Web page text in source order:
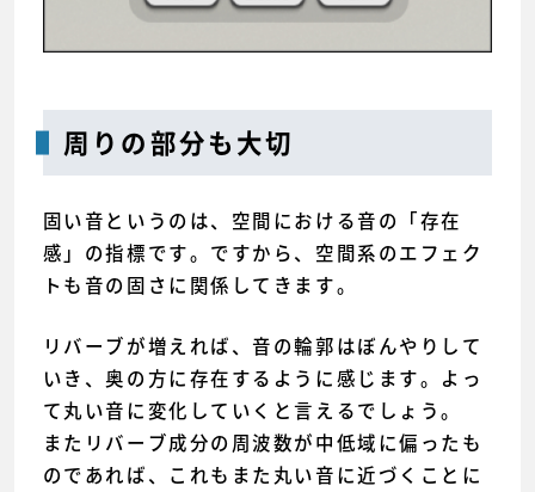
周りの部分も大切
固い音というのは、空間における音の「存在
感」の指標です。ですから、空間系のエフェク
トも音の固さに関係してきます。
リバーブが増えれば、音の輪郭はぼんやりして
いき、奥の方に存在するように感じます。よっ
て丸い音に変化していくと言えるでしょう。
またリバーブ成分の周波数が中低域に偏ったも
のであれば、これもまた丸い音に近づくことに